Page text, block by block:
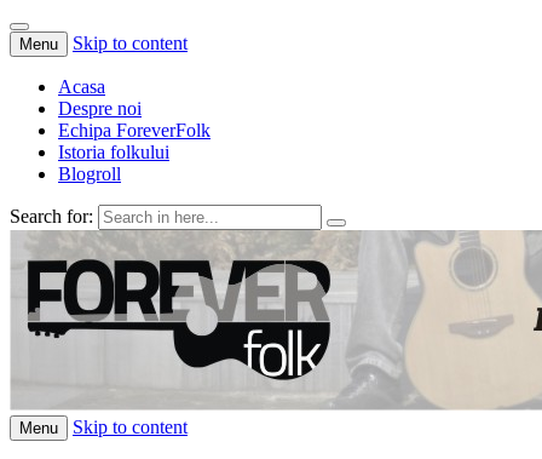
Menu Skip to content
Acasa
Despre noi
Echipa ForeverFolk
Istoria folkului
Blogroll
Search for:
ForeverFolk
Muzica sufletului tau
Menu Skip to content